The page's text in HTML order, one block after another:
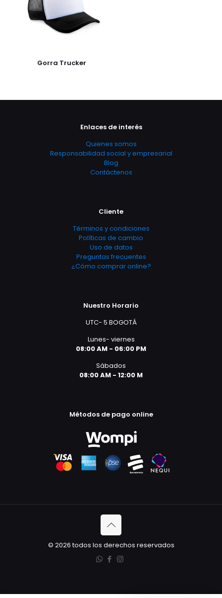
Gorra Trucker
Enlaces de interés
Quienes somos
Responsabilidad social y empresarial
Blog
Contáctenos
Cliente
Términos y condiciones
Políticas de cambio
Uso de datos
Preguntas frecuentes
¿Cómo comprar online?
Nuestro Horario
UTC- 5 BOGOTÁ
Lunes- viernes
08:00 AM - 06:00 PM
Sábados
08:00 AM - 12:00 M
Métodos de pago online
© 2026 todos los derechos reservados